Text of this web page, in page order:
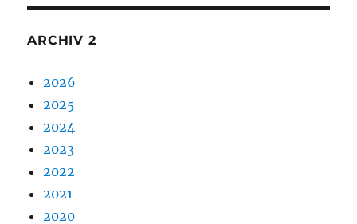
ARCHIV 2
2026
2025
2024
2023
2022
2021
2020